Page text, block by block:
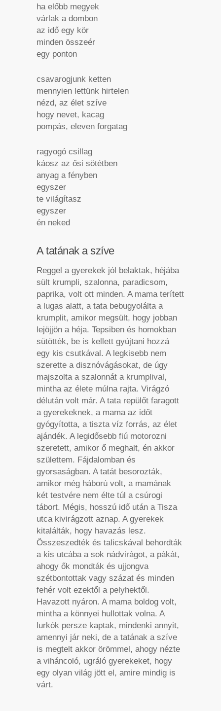
ha előbb megyek
várlak a dombon
az idő egy kör
minden összeér
egy ponton
csavarogjunk ketten
mennyien lettünk hirtelen
nézd, az élet szíve
hogy nevet, kacag
pompás, eleven forgatag
ragyogó csillag
káosz az ősi sötétben
anyag a fényben
egyszer
te világítasz
egyszer
én neked
A tatának a szíve
Reggel a gyerekek jól belaktak, héjába
sült krumpli, szalonna, paradicsom,
paprika, volt ott minden. A mama terített
a lugas alatt, a tata bebugyolálta a
krumplit, amikor megsült, hogy jobban
lejöjjön a héja. Tepsiben és homokban
sütötték, be is kellett gyújtani hozzá
egy kis csutkával. A legkisebb nem
szerette a disznóvágásokat, de úgy
majszolta a szalonnát a krumplival,
mintha az élete múlna rajta. Virágzó
délután volt már. A tata repülőt faragott
a gyerekeknek, a mama az időt
gyógyította, a tiszta víz forrás, az élet
ajándék. A legidősebb fiú motorozni
szeretett, amikor ő meghalt, én akkor
születtem. Fájdalomban és
gyorsaságban. A tatát besorozták,
amikor még háború volt, a mamának
két testvére nem élte túl a csúrogi
tábort. Mégis, hosszú idő után a Tisza
utca kivirágzott aznap. A gyerekek
kitalálták, hogy havazás lesz.
Összeszedték és talicskával behordták
a kis utcába a sok nádvirágot, a pákát,
ahogy ők mondták és ujjongva
szétbontottak vagy százat és minden
fehér volt ezektől a pelyhektől.
Havazott nyáron. A mama boldog volt,
mintha a könnyei hullottak volna. A
lurkók persze kaptak, mindenki annyit,
amennyi jár neki, de a tatának a szíve
is megtelt akkor örömmel, ahogy nézte
a viháncoló, ugráló gyerekeket, hogy
egy olyan világ jött el, amire mindig is
várt.